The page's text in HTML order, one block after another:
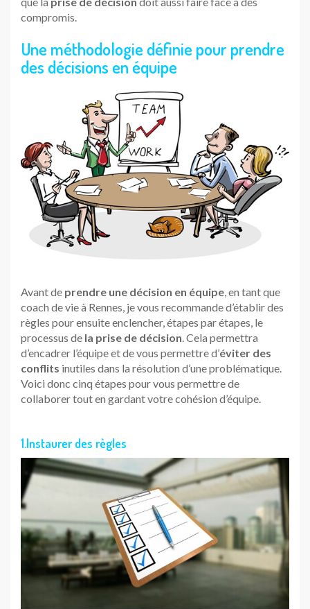
compromis.
Une méthodologie définie pour prendre
des décisions en équipe
Avant de prendre une décision en équipe, en tant que
coach de vie à Rennes, je vous recommande d’établir des
règles pour ensuite enclencher, étapes par étapes, le
processus de la prise de décision. Cela permettra
d’encadrer l’équipe et de vous permettre d’éviter des
conflits inutiles dans la résolution d’une problématique.
Voici donc cinq étapes pour vous permettre de
collaborer tout en gardant votre cohésion d’équipe.
1.Instaurer des règles